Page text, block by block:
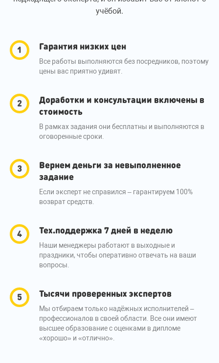
учёбой.
Гарантия низких цен
Все работы выполняются без посредников, поэтому
цены вас приятно удивят.
Доработки и консультации включены в
стоимость
В рамках задания они бесплатны и выполняются в
оговоренные сроки.
Вернем деньги за невыполненное
задание
Если эксперт не справился – гарантируем 100%
возврат средств.
Тех.поддержка 7 дней в неделю
Наши менеджеры работают в выходные и
праздники, чтобы оперативно отвечать на ваши
вопросы.
Тысячи проверенных экспертов
Мы отбираем только надёжных исполнителей –
профессионалов в своей области. Все они имеют
высшее образование с оценками в дипломе
«хорошо» и «отлично».